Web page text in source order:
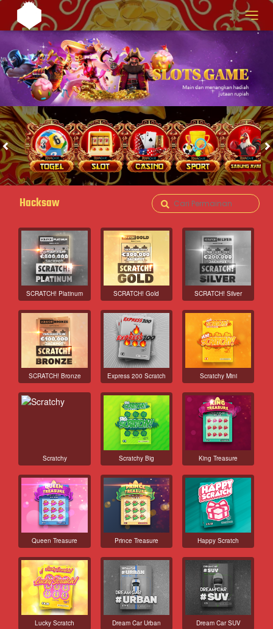
Hacksaw
SCRATCH! Platinum SCRATCH! Gold SCRATCH! Silver
SCRATCH! Bronze Express 200 Scratch Scratchy Mini
Scratchy Scratchy Big King Treasure
Queen Treasure Prince Treasure Happy Scratch
Lucky Scratch Dream Car Urban Dream Car SUV